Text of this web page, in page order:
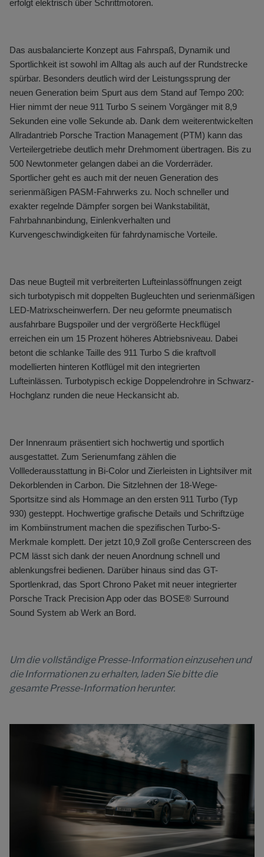
erfolgt elektrisch über Schrittmotoren.
Das ausbalancierte Konzept aus Fahrspaß, Dynamik und
Sportlichkeit ist sowohl im Alltag als auch auf der Rundstrecke
spürbar. Besonders deutlich wird der Leistungssprung der
neuen Generation beim Spurt aus dem Stand auf Tempo 200:
Hier nimmt der neue 911 Turbo S seinem Vorgänger mit 8,9
Sekunden eine volle Sekunde ab. Dank dem weiterentwickelten
Allradantrieb Porsche Traction Management (PTM) kann das
Verteilergetriebe deutlich mehr Drehmoment übertragen. Bis zu
500 Newtonmeter gelangen dabei an die Vorderräder.
Sportlicher geht es auch mit der neuen Generation des
serienmäßigen PASM-Fahrwerks zu. Noch schneller und
exakter regelnde Dämpfer sorgen bei Wankstabilität,
Fahrbahnanbindung, Einlenkverhalten und
Kurvengeschwindigkeiten für fahrdynamische Vorteile.
Das neue Bugteil mit verbreiterten Lufteinlassöffnungen zeigt
sich turbotypisch mit doppelten Bugleuchten und serienmäßigen
LED-Matrixscheinwerfern. Der neu geformte pneumatisch
ausfahrbare Bugspoiler und der vergrößerte Heckflügel
erreichen ein um 15 Prozent höheres Abtriebsniveau. Dabei
betont die schlanke Taille des 911 Turbo S die kraftvoll
modellierten hinteren Kotflügel mit den integrierten
Lufteinlässen. Turbotypisch eckige Doppelendrohre in Schwarz-
Hochglanz runden die neue Heckansicht ab.
Der Innenraum präsentiert sich hochwertig und sportlich
ausgestattet. Zum Serienumfang zählen die
Volllederausstattung in Bi-Color und Zierleisten in Lightsilver mit
Dekorblenden in Carbon. Die Sitzlehnen der 18-Wege-
Sportsitze sind als Hommage an den ersten 911 Turbo (Typ
930) gesteppt. Hochwertige grafische Details und Schriftzüge
im Kombiinstrument machen die spezifischen Turbo-S-
Merkmale komplett. Der jetzt 10,9 Zoll große Centerscreen des
PCM lässt sich dank der neuen Anordnung schnell und
ablenkungsfrei bedienen. Darüber hinaus sind das GT-
Sportlenkrad, das Sport Chrono Paket mit neuer integrierter
Porsche Track Precision App oder das BOSE® Surround
Sound System ab Werk an Bord.
Um die vollständige Presse-Information einzusehen und
die Informationen zu erhalten, laden Sie bitte die
gesamte Presse-Information herunter.